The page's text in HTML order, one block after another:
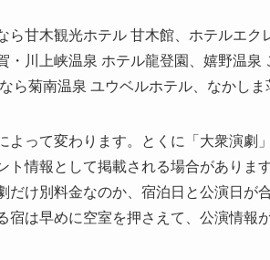
ら甘木観光ホテル 甘木館、ホテルエク
・川上峡温泉 ホテル龍登園、嬉野温泉
ら菊南温泉 ユウベルホテル、なかし
よって変わります。とくに「大衆演劇
ト情報として掲載される場合がありま
だけ別料金なのか、宿泊日と公演日が
宿は早めに空室を押さえて、公演情報